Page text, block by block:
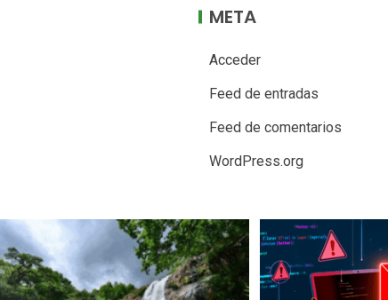
META
Acceder
Feed de entradas
Feed de comentarios
WordPress.org